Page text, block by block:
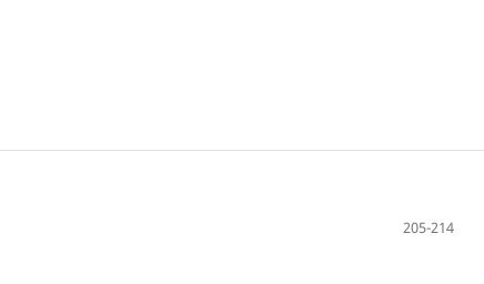
205-214